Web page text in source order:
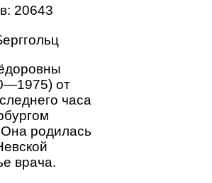
20643
от
часа
родилась
врача.